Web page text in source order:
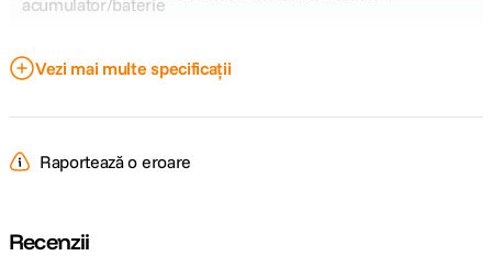
acumulator/baterie
Montura
accesorii
Proprietar
Vezi mai multe specificații
Raportează o eroare
Recenzii